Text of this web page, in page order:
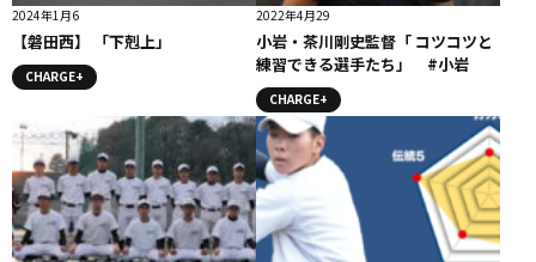
2024年1月6
【磐田西】 「下剋上」
CHARGE+
2022年4月29
小岩・茶川剛史監督「 コツコツと
練習できる選手たち」 #小岩
CHARGE+